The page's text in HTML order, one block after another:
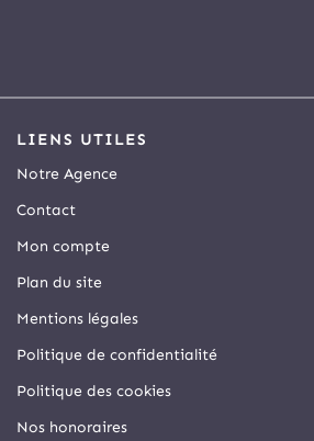
LIENS UTILES
Notre Agence
Contact
Mon compte
Plan du site
Mentions légales
Politique de confidentialité
Politique des cookies
Nos honoraires